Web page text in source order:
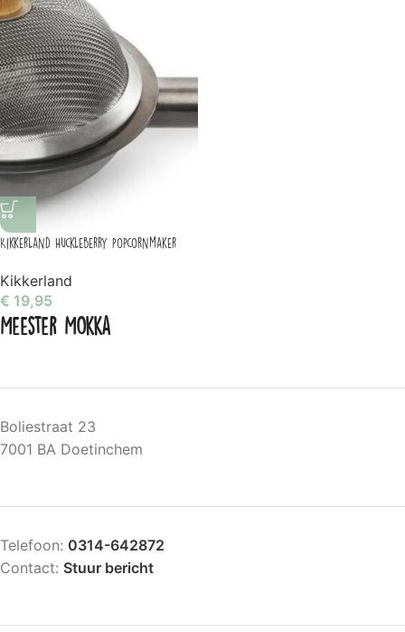
Kikkerland Huckleberry popcornmaker
Kikkerland
€ 19,95
Meester Mokka
Boliestraat 23
7001 BA Doetinchem
Telefoon: 0314-642872
Contact: Stuur bericht